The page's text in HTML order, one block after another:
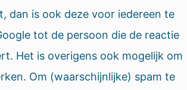
dan is ook deze voor iedereen te
tot de persoon die de reactie
Het is overigens ook mogelijk om
Om (waarschijnlijke) spam te